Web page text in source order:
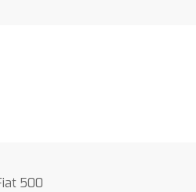
500